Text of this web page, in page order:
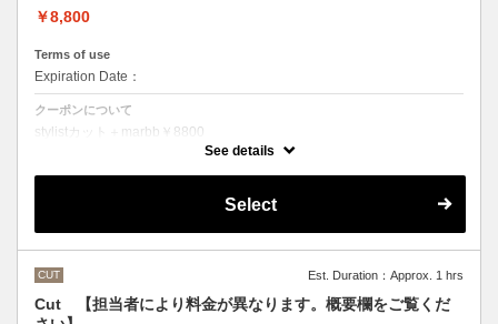
￥8,800
Terms of use
Expiration Date：
クーポンについて
stylistカット＋marbb￥8800
クバ指名カット＋marbb￥9350
シャンプースタイリング代が含まれております。
See details
Select
CUT Est. Duration：Approx. 1 hrs
Cut 【担当者により料金が異なります。概要欄をご覧くだ